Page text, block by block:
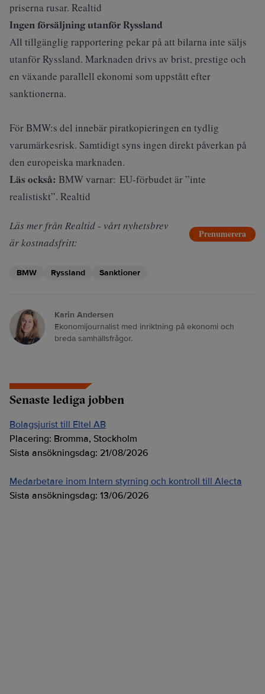
priserna rusar. Realtid
Ingen försäljning utanför Ryssland
All tillgänglig rapportering pekar på att bilarna inte säljs
utanför Ryssland. Marknaden drivs av brist, prestige och
en växande parallell ekonomi som uppstått efter
sanktionerna.
För BMW:s del innebär piratkopieringen en tydlig
varumärkesrisk. Samtidigt syns ingen direkt påverkan på
den europeiska marknaden.
Läs också: BMW varnar: EU-förbudet är ”inte
realistiskt”. Realtid
Läs mer från Realtid - vårt nyhetsbrev
är kostnadsfritt:
Prenumerera
BMW Ryssland Sanktioner
Karin Andersen
Ekonomijournalist med inriktning på ekonomi och
breda samhällsfrågor.
Senaste lediga jobben
Bolagsjurist till Eltel AB
Placering: Bromma, Stockholm
Sista ansökningsdag: 21/08/2026
Medarbetare inom Intern styrning och kontroll till Alecta
Sista ansökningsdag: 13/06/2026